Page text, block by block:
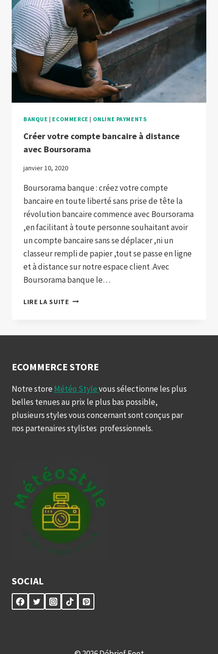
BANQUE | ECOMMERCE | ONLINE PAYMENTS
Créer votre compte bancaire à distance
avec Boursorama
janvier 10, 2020
Boursorama banque : créez votre compte
bancaire en toute liberté sans prise de tête la
révolution bancaire commence avec Boursorama
,en facilitant à toute personne souhaitant avoir
un compte bancaire sans se déplacer ,ni un
classeur rempli de papier ,tout se passe en ligne
et à distance sur notre espace client .Avec
Boursorama banque le…
LIRE LA SUITECRÉER
BOURSORAMA
ECOMMERCE STORE
Notre store Météo Stylevous sélectionne les plus
belles tenues au prix le plus bas possible,
plusieurs styles vous concernant sont conçus par
nos partenaires stylistes professionnels.
SOCIAL